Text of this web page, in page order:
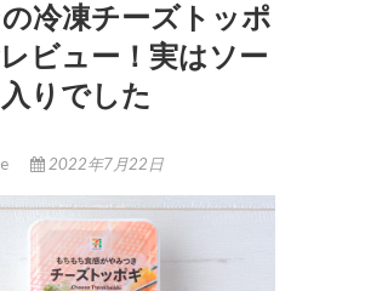
冷凍チーズトッポ
ビュー！実はソー
りでした
2022年7月22日